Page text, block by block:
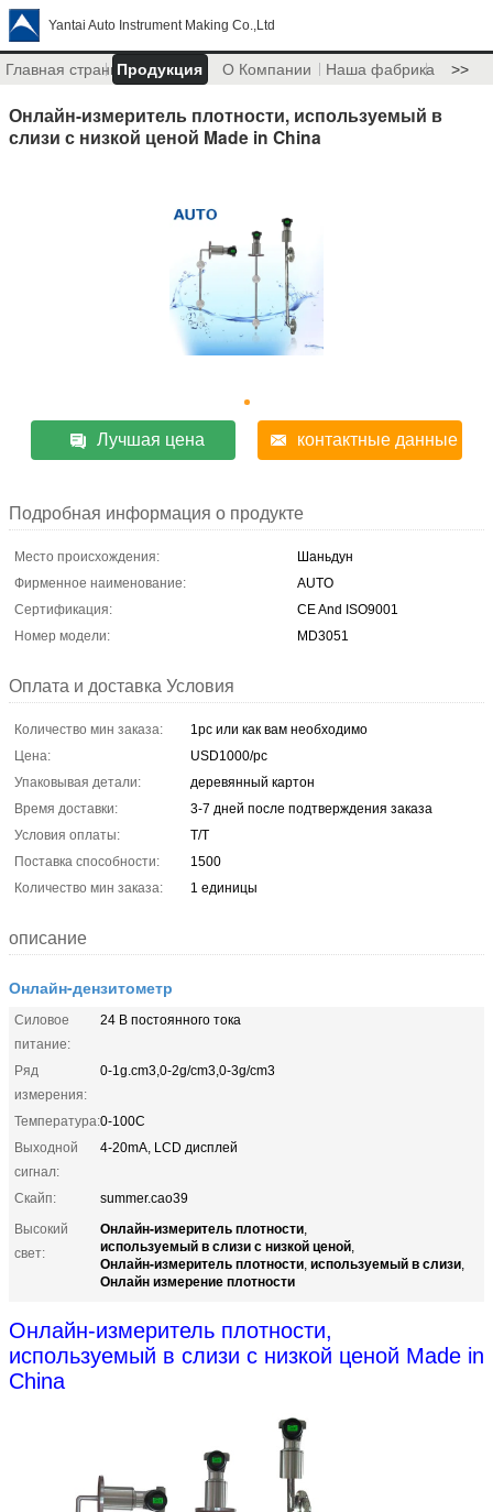
Yantai Auto Instrument Making Co.,Ltd
Главная страницаПродукция О Компании Наша фабрика >>
Онлайн-измеритель плотности, используемый в
слизи с низкой ценой Made in China
Лучшая цена контактные данные
Подробная информация о продукте
Место происхождения:
Шаньдун
Фирменное наименование:
AUTO
Сертификация:
CE And ISO9001
Номер модели:
MD3051
Оплата и доставка Условия
Количество мин заказа:
1pc или как вам необходимо
Цена:
USD1000/pc
Упаковывая детали:
деревянный картон
Время доставки:
3-7 дней после подтверждения заказа
Условия оплаты:
T/T
Поставка способности:
1500
Количество мин заказа:
1 единицы
описание
Онлайн-дензитометр
Силовое
питание:
24 В постоянного тока
Ряд
измерения:
0-1g.cm3,0-2g/cm3,0-3g/cm3
Температура:0-100C
Выходной
сигнал:
4-20mA, LCD дисплей
Скайп:
summer.cao39
Высокий
свет:
Онлайн-измеритель плотности,
используемый в слизи с низкой ценой,
Онлайн-измеритель плотности, используемый в слизи,
Онлайн измерение плотности
Онлайн-измеритель плотности,
используемый в слизи с низкой ценой Made in
China